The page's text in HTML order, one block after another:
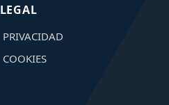
LEGAL
PRIVACIDAD
COOKIES